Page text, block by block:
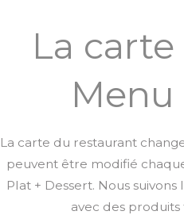
La
La carte du restaurant
peuvent être modifié
Plat + Dessert. Nous suivons
avec des produits